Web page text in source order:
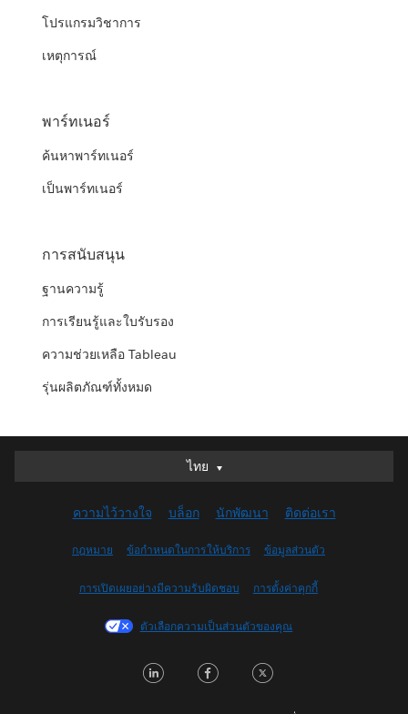
โปรแกรมวิชาการ
เหตุการณ์
พาร์ทเนอร์
ค้นหาพาร์ทเนอร์
เป็นพาร์ทเนอร์
การสนับสนุน
ฐานความรู้
การเรียนรู้และใบรับรอง
ความช่วยเหลือ Tableau
รุ่นผลิตภัณฑ์ทั้งหมด
ไทย
ไทย
English (UK)
English (US)
Français (Canada)
Français (France)
日本語
ความไว้วางใจ บล็อก นักพัฒนา ติดต่อเรา
กฎหมาย ข้อกำหนดในการให้บริการ ข้อมูลส่วนตัว
การเปิดเผยอย่างมีความรับผิดชอบ การตั้งค่าคุกกี้
ตัวเลือกความเป็นส่วนตัวของคุณ
LinkedInFacebook